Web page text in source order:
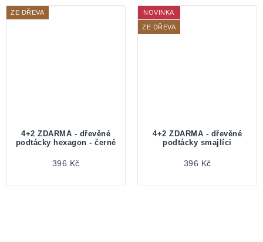
ZE DŘEVA
4+2 ZDARMA - dřevěné
podtácky hexagon - černé
396 Kč
NOVINKA
ZE DŘEVA
4+2 ZDARMA - dřevěné
podtácky smajlíci
396 Kč